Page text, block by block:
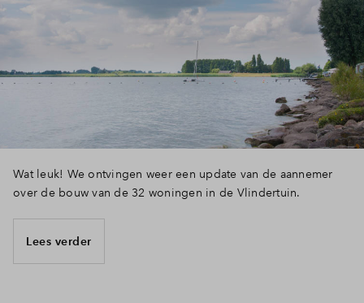
Wat leuk! We ontvingen weer een update van de aannemer
over de bouw van de 32 woningen in de Vlindertuin.
Lees verder